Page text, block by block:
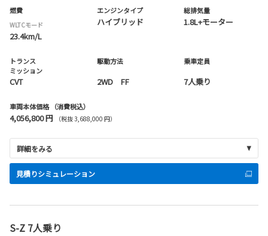
燃費
WLTCモード
23.4km/L
エンジンタイプ
ハイブリッド
総排気量
1.8L+モーター
トランス
ミッション
CVT
駆動方法
2WD FF
乗車定員
7人乗り
車両本体価格 （消費税込）
4,056,800 円 （税抜 3,688,000 円）
詳細をみる
見積りシミュレーション
S-Z 7人乗り